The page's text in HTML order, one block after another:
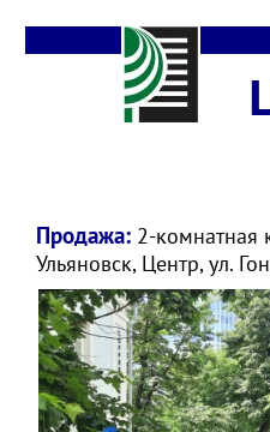
Продажа: 2-комнатная
Ульяновск, Центр, ул.